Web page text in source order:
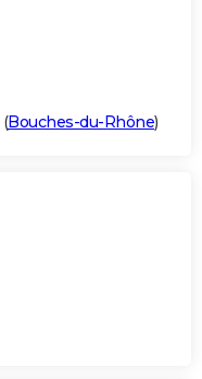
(Bouches-du-Rhône)